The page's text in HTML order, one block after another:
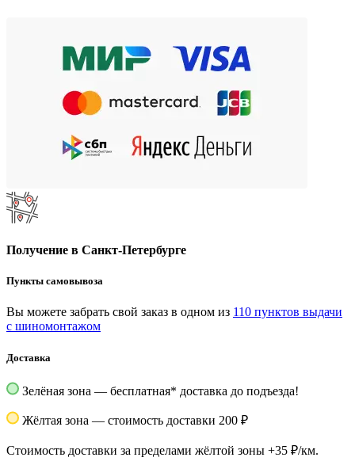
Получение в Санкт-Петербурге
Пункты самовывоза
Вы можете забрать свой заказ в одном из 110 пунктов выдачи
с шиномонтажом
Доставка
Зелёная зона — бесплатная* доставка до подъезда!
Жёлтая зона — стоимость доставки 200 ₽
Стоимость доставки за пределами жёлтой зоны +35 ₽/км.